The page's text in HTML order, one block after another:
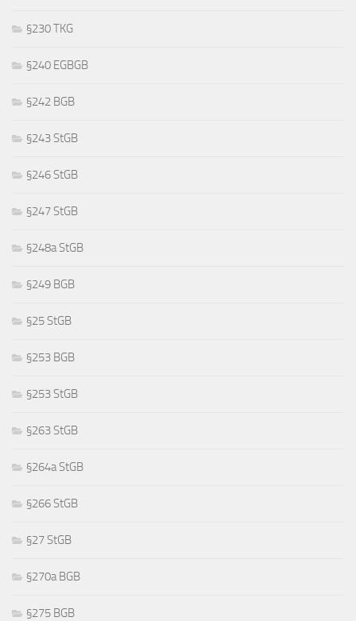
§230 TKG
§240 EGBGB
§242 BGB
§243 StGB
§246 StGB
§247 StGB
§248a StGB
§249 BGB
§25 StGB
§253 BGB
§253 StGB
§263 StGB
§264a StGB
§266 StGB
§27 StGB
§270a BGB
§275 BGB